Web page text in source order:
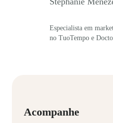
Especialista em
no TuoTempo e
Acompanhe